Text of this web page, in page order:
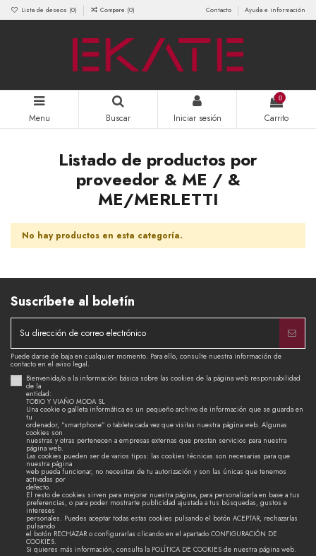
Lista de deseos (0) Compare (0) Contacto Ayuda e información
Menu Buscar Iniciar sesión
0
Carrito
Listado de productos por
proveedor & ME / &
ME/MERLETTI
No hay productos en esta categoría.
Suscríbete al boletín
Puede darse de baja en cualquier momento. Para ello, consulte nuestra información de
contacto en el aviso legal.
Bienvenida/o a la información básica sobre las cookies de la página web responsabilidad
de la
entidad:
TOBIO Y VIAÑO MODA SL
Una cookie o galleta informática es un pequeño archivo de información que se guarda en
tu
ordenador, “smartphone” o tableta cada vez que visitas nuestra página web. Algunas
cookies son
nuestras y otras pertenecen a empresas externas que prestan servicios para nuestra
página web.
Las cookies pueden ser de varios tipos: las cookies técnicas son necesarias para que
nuestra página
web pueda funcionar, no necesitan de tu autorización y son las únicas que tenemos
activadas por
defecto.
El resto de cookies sirven para mejorar nuestra página, para personalizarla en base a tus
preferencias, o para poder mostrarte publicidad ajustada a tus búsquedas, gustos e
intereses
personales. Puedes aceptar todas estas cookies pulsando el botón ACEPTAR, rechazarlas
pulsando
el botón RECHAZAR o configurarlas clicando en el apartado CONFIGURACIÓN DE
COOKIES.
Si quieres más información, consulta la POLÍTICA DE COOKIES de nuestra página web.